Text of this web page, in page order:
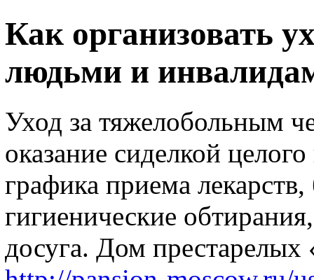
Как организовать
людьми и
Уход за тяжелобольным
оказание сиделкой
графика приема
гигиенические
досуга. Дом престарелых